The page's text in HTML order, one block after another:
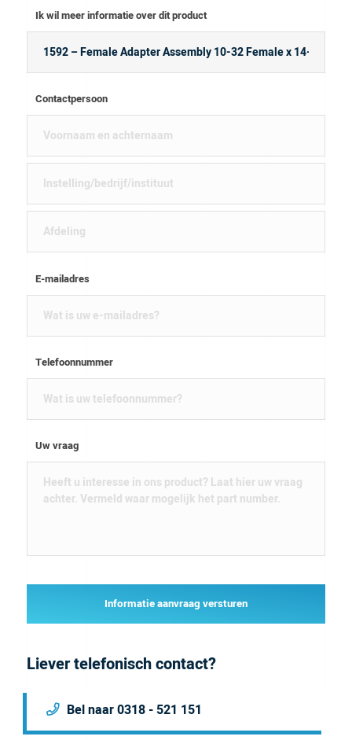
Ik wil meer informatie over dit product
Contactpersoon
E-mailadres
Telefoonnummer
Uw vraag
Informatie aanvraag versturen
Liever telefonisch contact?
Bel naar 0318 - 521 151